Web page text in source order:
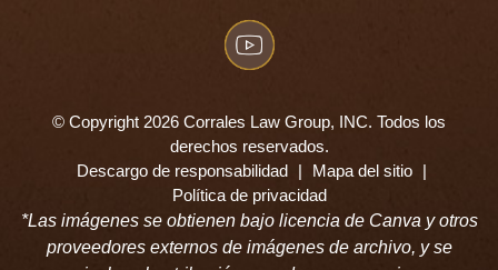
© Copyright 2026 Corrales Law Group, INC. Todos los
derechos reservados.
Descargo de responsabilidad | Mapa del sitio |
Política de privacidad
*Las imágenes se obtienen bajo licencia de Canva y otros
proveedores externos de imágenes de archivo, y se